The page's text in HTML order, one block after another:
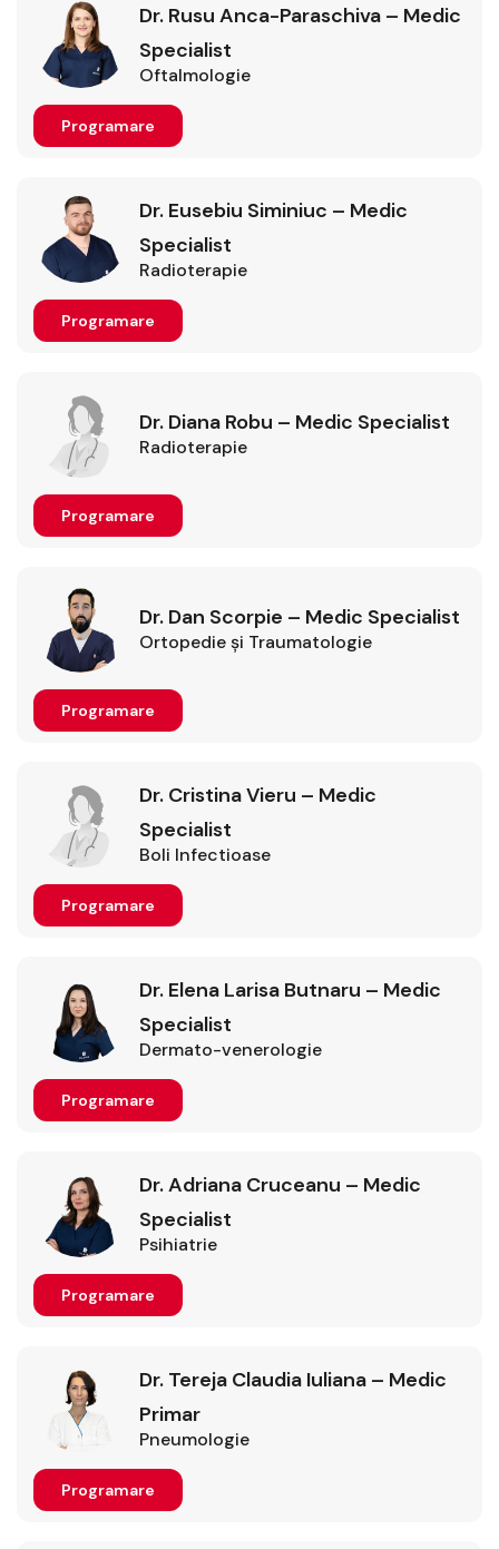
Dr. Rusu Anca-Paraschiva – Medic
Specialist
Oftalmologie
Programare
Dr. Eusebiu Siminiuc – Medic
Specialist
Radioterapie
Programare
Dr. Diana Robu – Medic Specialist
Radioterapie
Programare
Dr. Dan Scorpie – Medic Specialist
Ortopedie şi Traumatologie
Programare
Dr. Cristina Vieru – Medic
Specialist
Boli Infectioase
Programare
Dr. Elena Larisa Butnaru – Medic
Specialist
Dermato-venerologie
Programare
Dr. Adriana Cruceanu – Medic
Specialist
Psihiatrie
Programare
Dr. Tereja Claudia Iuliana – Medic
Primar
Pneumologie
Programare